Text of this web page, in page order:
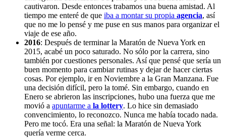
cautivaron. Desde entonces trabamos una buena amistad. Al
tiempo me enteré de que iba a montar su propia agencia, así
que no me lo pensé y me puse en sus manos para organizar el
viaje de ese año.
2016: Después de terminar la Maratón de Nueva York en
2015, acabé un poco saturado. No sólo por la carrera, sino
también por cuestiones personales. Así que pensé que sería un
buen momento para cambiar rutinas y dejar de hacer ciertas
cosas. Por ejemplo, ir en Noviembre a la Gran Manzana. Fue
una decisión difícil, pero la tomé. Sin embargo, cuando en
Enero se abrieron las inscripciones, hubo una fuerza que me
movió a apuntarme a la lottery. Lo hice sin demasiado
convencimiento, lo reconozco. Nunca me había tocado nada.
Pero me tocó. Era una señal: la Maratón de Nueva York
quería verme cerca.